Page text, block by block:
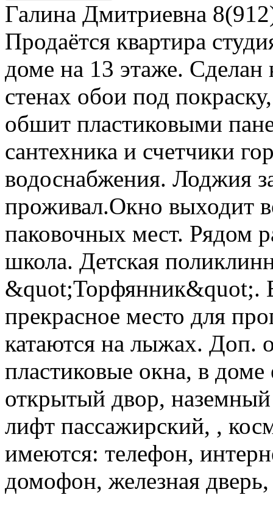
Галина Дмитриевна
Продаётся квартира
доме на 13 этаже. Сделан
стенах обои под
обшит пластиковыми
сантехника и счетчики
водоснабжения. Лоджия
проживал.Окно выходит
паковочных мест. Рядом
школа. Детская
&quot;Торфянник&quot;.
прекрасное место для
катаются на лыжах. Доп.
пластиковые окна, в доме
открытый двор, наземный
лифт пассажирский, ,
имеются: телефон,
домофон, железная дверь,